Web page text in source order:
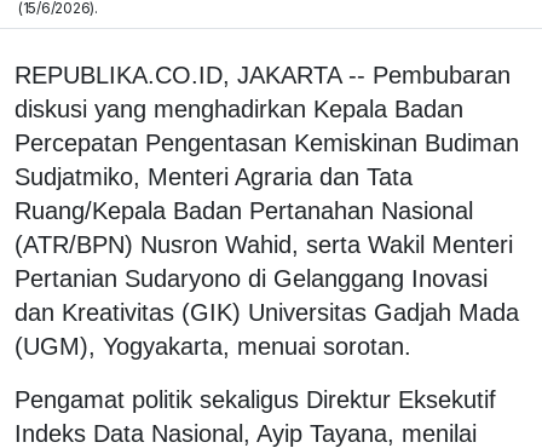
(15/6/2026).
REPUBLIKA.CO.ID, JAKARTA -- Pembubaran
diskusi yang menghadirkan Kepala Badan
Percepatan Pengentasan Kemiskinan Budiman
Sudjatmiko, Menteri Agraria dan Tata
Ruang/Kepala Badan Pertanahan Nasional
(ATR/BPN) Nusron Wahid, serta Wakil Menteri
Pertanian Sudaryono di Gelanggang Inovasi
dan Kreativitas (GIK) Universitas Gadjah Mada
(UGM), Yogyakarta, menuai sorotan.
Pengamat politik sekaligus Direktur Eksekutif
Indeks Data Nasional, Ayip Tayana, menilai